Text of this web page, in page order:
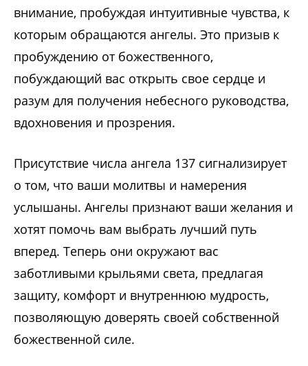
внимание, пробуждая интуитивные чувства, к
которым обращаются ангелы. Это призыв к
пробуждению от божественного,
побуждающий вас открыть свое сердце и
разум для получения небесного руководства,
вдохновения и прозрения.
Присутствие числа ангела 137 сигнализирует
о том, что ваши молитвы и намерения
услышаны. Ангелы признают ваши желания и
хотят помочь вам выбрать лучший путь
вперед. Теперь они окружают вас
заботливыми крыльями света, предлагая
защиту, комфорт и внутреннюю мудрость,
позволяющую доверять своей собственной
божественной силе.